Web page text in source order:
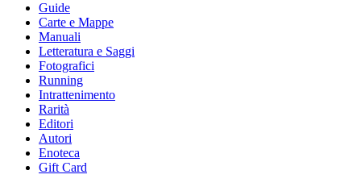
Guide
Carte e Mappe
Manuali
Letteratura e Saggi
Fotografici
Running
Intrattenimento
Rarità
Editori
Autori
Enoteca
Gift Card